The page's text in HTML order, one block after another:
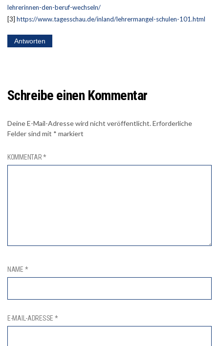
lehrerinnen-den-beruf-wechseln/
[3] https://www.tagesschau.de/inland/lehrermangel-schulen-101.html
Antworten
Schreibe einen Kommentar
Deine E-Mail-Adresse wird nicht veröffentlicht.Erforderliche
Felder sind mit * markiert
KOMMENTAR*
NAME *
E-MAIL-ADRESSE *